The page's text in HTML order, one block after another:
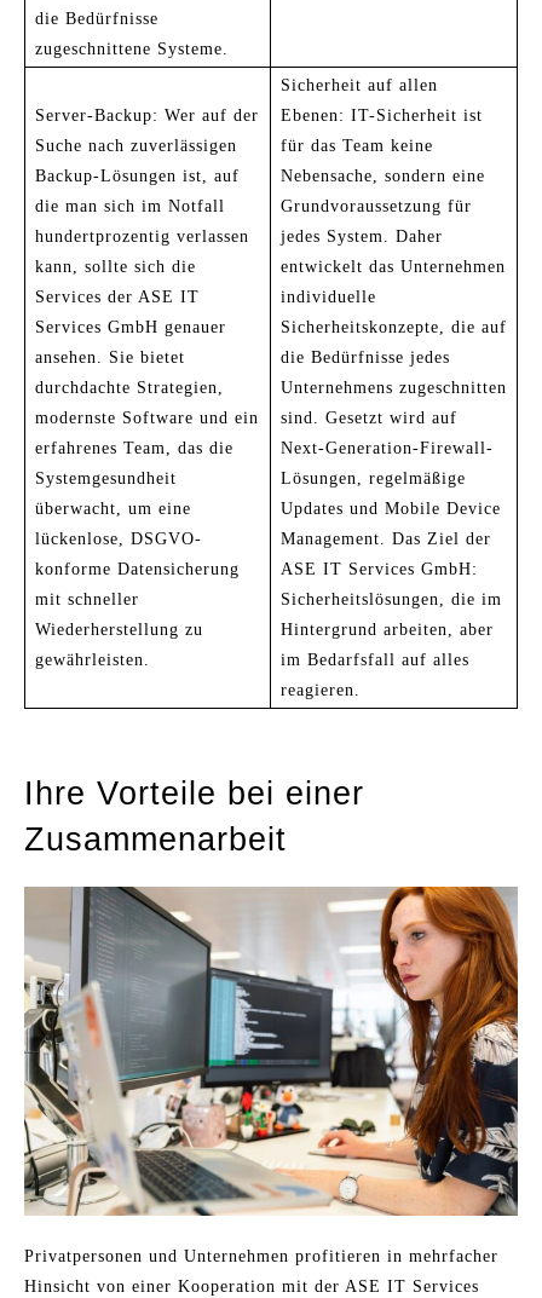
die Bedürfnisse
zugeschnittene Systeme.
Server-Backup: Wer auf der
Suche nach zuverlässigen
Backup-Lösungen ist, auf
die man sich im Notfall
hundertprozentig verlassen
kann, sollte sich die
Services der ASE IT
Services GmbH genauer
ansehen. Sie bietet
durchdachte Strategien,
modernste Software und ein
erfahrenes Team, das die
Systemgesundheit
überwacht, um eine
lückenlose, DSGVO-
konforme Datensicherung
mit schneller
Wiederherstellung zu
gewährleisten.
Sicherheit auf allen
Ebenen: IT-Sicherheit ist
für das Team keine
Nebensache, sondern eine
Grundvoraussetzung für
jedes System. Daher
entwickelt das Unternehmen
individuelle
Sicherheitskonzepte, die auf
die Bedürfnisse jedes
Unternehmens zugeschnitten
sind. Gesetzt wird auf
Next-Generation-Firewall-
Lösungen, regelmäßige
Updates und Mobile Device
Management. Das Ziel der
ASE IT Services GmbH:
Sicherheitslösungen, die im
Hintergrund arbeiten, aber
im Bedarfsfall auf alles
reagieren.
Ihre Vorteile bei einer
Zusammenarbeit
Privatpersonen und Unternehmen profitieren in mehrfacher
Hinsicht von einer Kooperation mit der ASE IT Services